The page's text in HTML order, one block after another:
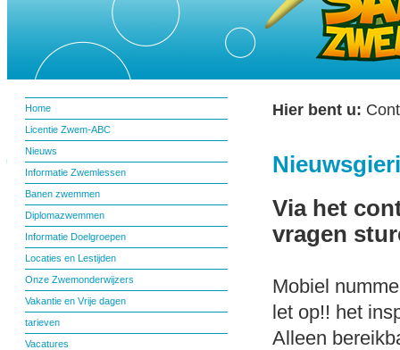
Home
Licentie Zwem-ABC
Nieuws
Informatie Zwemlessen
Banen zwemmen
Diplomazwemmen
Informatie Doelgroepen
Locaties en Lestijden
Onze Zwemonderwijzers
Vakantie en Vrije dagen
tarieven
Vacatures
Hier bent u:
Via het
vragen
Mobiel
let op!! het
Alleen